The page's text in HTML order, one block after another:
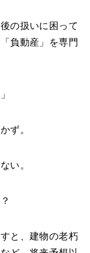
の扱いに困って
負動産」を専門
ず。
い。
と、建物の老朽